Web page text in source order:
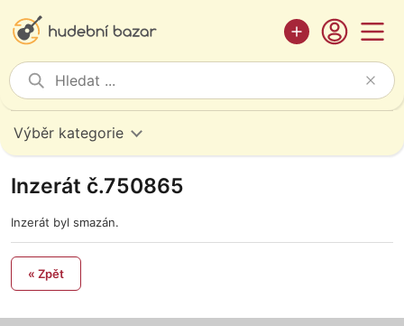
Výběr kategorie
Inzerát č.750865
Inzerát byl smazán.
« Zpět